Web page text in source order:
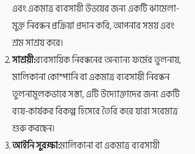
এবং একমাত্র ব্যবসায়ী উভয়ের জন্য একটি ঝামেলা-
মুক্ত নিবন্ধন প্রক্রিয়া প্রদান করি, আপনার সময় এবং
শ্রম সাশ্রয় করে।
সাশ্রয়ী:ব্যবসায়িক নিবন্ধনের অন্যান্য ফর্মের তুলনায়,
মালিকানা কোম্পানি বা একমাত্র ব্যবসায়ী নিবন্ধন
তুলনামূলকভাবে সস্তা, এটি উদ্যোক্তাদের জন্য একটি
ব্যয়-কার্যকর বিকল্প হিসেবে তৈরি করে যারা সবেমাত্র
শুরু করছেন।
আইনি সুরক্ষা:মালিকানা বা একমাত্র ব্যবসায়ী